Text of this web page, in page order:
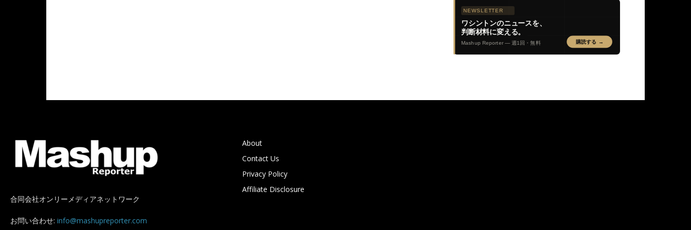
NEWSLETTER
ワシントンのニュースを、
判断材料に変える。
Mashup Reporter — 週1回・無料 購読する →
合同会社オンリーメディアネットワーク
お問い合わせ: info@mashupreporter.com
About
Contact Us
Privacy Policy
Affiliate Disclosure